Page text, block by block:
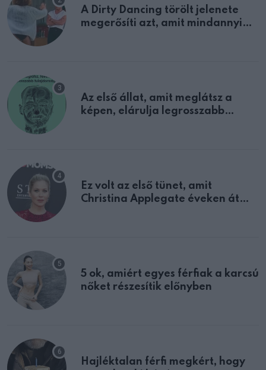
A Dirty Dancing törölt jelenete
megerősíti azt, amit mindannyian
Az első állat, amit meglátsz a
képen, elárulja legrosszabb
Ez volt az első tünet, amit
Christina Applegate éveken át
5 ok, amiért egyes férfiak a karcsú
nőket részesítik előnyben
Hajléktalan férfi megkért, hogy